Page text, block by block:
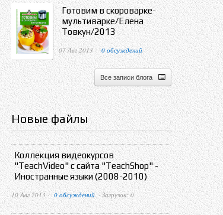
Готовим в скороварке-
мультиварке/Елена
Товкун/2013
07 Авг 2013 · 0 обсуждений
Все записи блога
Новые файлы
Коллекция видеокурсов
"TeachVideo" с сайта "TeachShop" -
Иностранные языки (2008-2010)
10 Авг 2013 · 0 обсуждений · Загрузок: 0